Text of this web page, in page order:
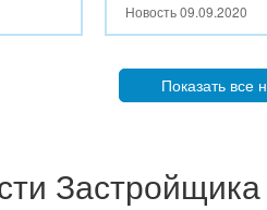
Новость09.09.2020
Показать все
Застройщика